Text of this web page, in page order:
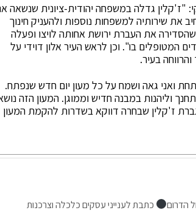
"ז'קלין גדלה במשפחה יהודית-ציונית שנשאה
את שירותיה למשפחות נוספות ולהעניק חינוך
את העברת ירושת אחותה לויצו ופעלה
המטופלים בו". וכן לראש העיר אלון דוידי על
בעיר.
ואני גאה ושמח על כל מעון יום חדש שנפתח.
וליהנות במבנה חדיש וממוגן. המעון הזה
ז'קלין שבחרה דווקא בשדרות להקמת המעון
הדרום
כתבת לענייני עסקים כלכלה וצרכנות